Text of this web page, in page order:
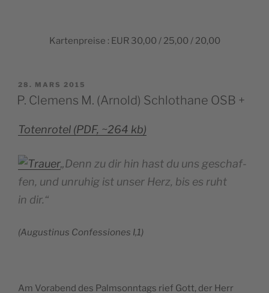
Kar­ten­preise : EUR 30,00 / 25,00 / 20,00
PUBLIÉ
LE
28. MARS 2015
P. Clemens M. (Arnold) Schlothane OSB +
Toten­ro­tel (PDF, ~264 kb)
„Denn zu dir hin hast du uns ges­chaf­
fen, und unru­hig ist unser Herz, bis es ruht
in dir.“
(Augus­ti­nus Confes­siones I,1)
Am Vora­bend des Palm­sonn­tags rief Gott, der Herr